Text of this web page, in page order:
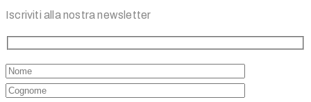
Iscriviti alla nostra newsletter